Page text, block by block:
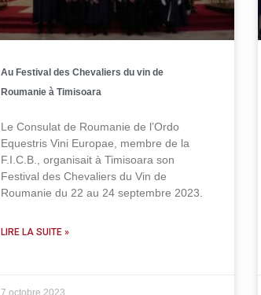
Au Festival des Chevaliers du vin de
Roumanie à Timisoara
Le Consulat de Roumanie de l’Ordo
Equestris Vini Europae, membre de la
F.I.C.B., organisait à Timisoara son
Festival des Chevaliers du Vin de
Roumanie du 22 au 24 septembre 2023.
LIRE LA SUITE »
7 octobre 2023